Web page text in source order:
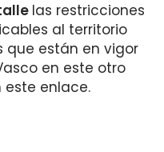
las restricciones
al territorio
que están en vigor
en este otro
este enlace.